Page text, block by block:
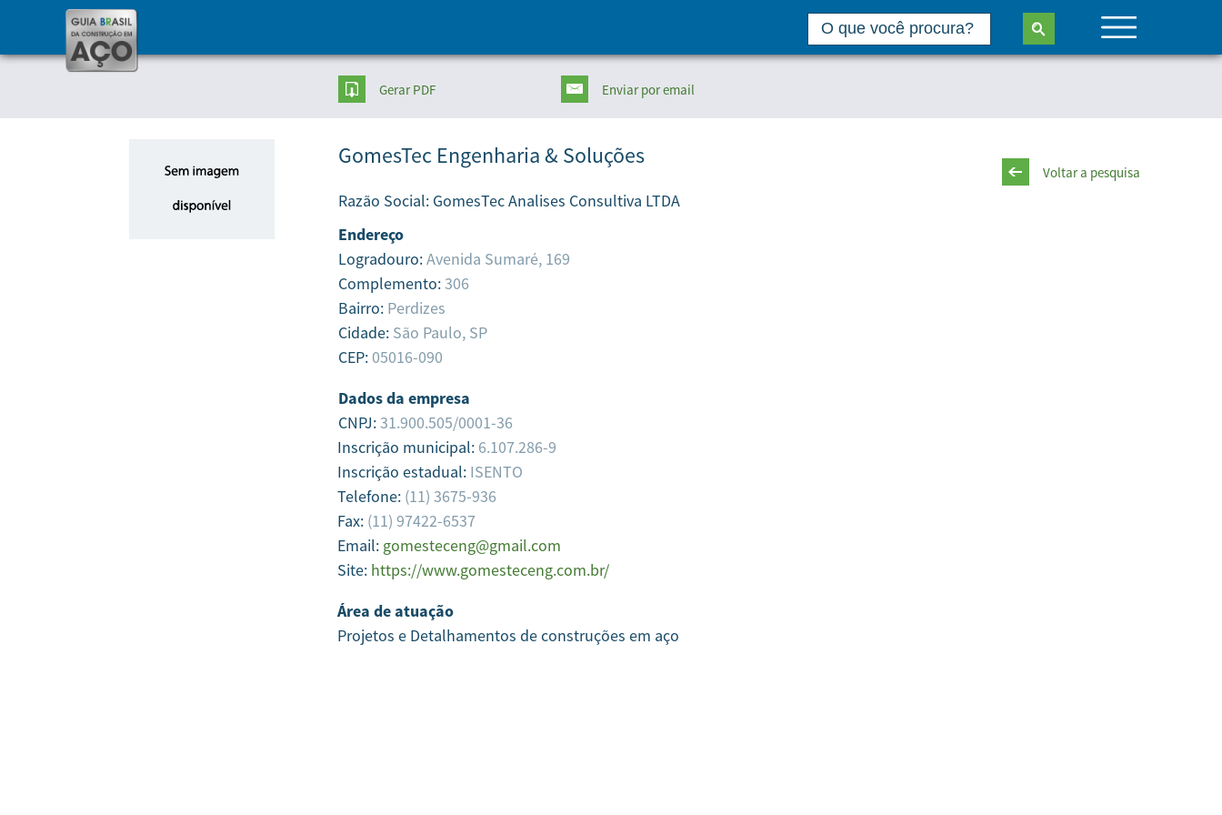
Gerar PDF Enviarpor email
Voltar a pesquisa
GomesTec Engenharia & Soluções
Razão Social: GomesTec Analises Consultiva LTDA
Endereço
Logradouro:Avenida Sumaré, 169
Complemento:306
Bairro: Perdizes
Cidade: São Paulo, SP
CEP: 05016-090
Dados da empresa
CNPJ:31.900.505/0001-36
Inscrição municipal: 6.107.286-9
Inscrição estadual: ISENTO
Telefone: (11) 3675-936
Fax: (11) 97422-6537
Email: gomesteceng@gmail.com
Site: https://www.gomesteceng.com.br/
Área de atuação
Projetos e Detalhamentos de construções em aço